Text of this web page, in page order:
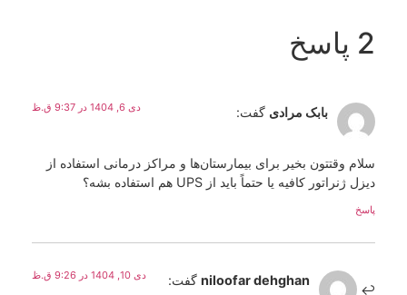
2 پاسخ
بابک مرادی گفت: دی 6, 1404 در 9:37 ق.ظ
سلام وقتتون بخیر برای بیمارستان‌ها و مراکز درمانی استفاده از
دیزل ژنراتور کافیه یا حتماً باید از UPS هم استفاده بشه؟
پاسخ
niloofar dehghan گفت: دی 10, 1404 در 9:26 ق.ظ